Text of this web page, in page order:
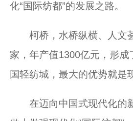
化“国际纺都”的发展之路。
柯桥，水桥纵横、人文荟
家，年产值1300亿元，形
国轻纺城，最大的优势就是
在迈向中国式现代化的新